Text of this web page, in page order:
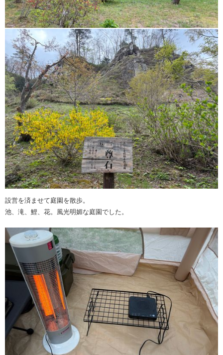
設営を済ませて庭園を散歩。
池、滝、鯉、花。風光明媚な庭園でした。